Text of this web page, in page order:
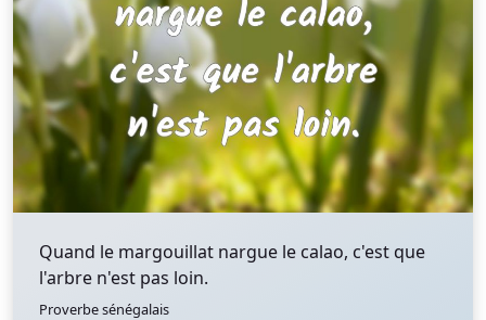
Quand le margouillat nargue le calao, c'est que
l'arbre n'est pas loin.
Proverbe sénégalais